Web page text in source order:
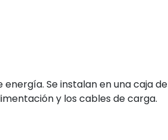
Se instalan en una caja de
y los cables de carga.